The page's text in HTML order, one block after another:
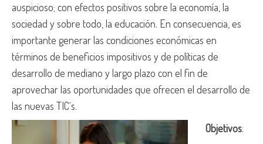
auspicioso; con efectos positivos sobre la economía, la
sociedad y sobre todo, la educación. En consecuencia, es
importante generar las condiciones económicas en
términos de beneficios impositivos y de políticas de
desarrollo de mediano y largo plazo con el fin de
aprovechar las oportunidades que ofrecen el desarrollo de
las nuevas TIC´s.
Objetivos: